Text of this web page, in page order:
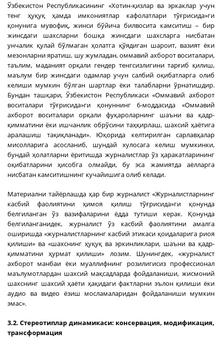
Ўзбекистон Республикасининг «Хотин-қизлар ва эркаклар учун
тенг ҳуқуқ ҳамда имкониятлар кафолатлари тўғрисида»ги
қонунига мувофиқ, жинси бўйича билвосита камситиш – бир
жинсдаги шахсларни бошқа жинсдаги шахсларга нисбатан
унчалик қулай бўлмаган ҳолатга қўядиган шароит, вазият ёки
мезонларни яратиш, шу жумладан, оммавий ахборот воситалари,
таълим, маданият орқали гендер тенгсизлигини тарғиб қилиш,
маълум бир жинсдаги одамлар учун салбий оқибатларга олиб
келиши мумкин бўлган шартлар ёки талабларни ўрнатишдир.
Бундан ташқари, Ўзбекистон Республикаси «Оммавий ахборот
воситалари тўғрисида»ги қонуннинг 6-моддасида «Оммавий
ахборот воситалари орқали фуқароларнинг шаъни ва қадр-
қимматини ёки ишчанлик обрўсини таҳқирлаш, шахсий ҳаётига
аралашиш тақиқланади». Юқорида келтирилган сарлавҳалар
мисолларига асосланиб, шундай хулосага келиш мумкинки,
бундай ҳолатларни ёритишда журналистлар ўз ҳаракатларининг
оқибатларини ҳисобга олмайди, бу эса жамиятда аёлларга
нисбатан камситишнинг кучайишига олиб келади.
Материални тайёрлашда ҳар бир журналист «Журналистларнинг
касбий фаолиятини ҳимоя қилиш тўғрисида»ги қонунда
белгиланган ўз вазифаларини ёдда тутиши керак. Қонунда
белгиланганидек, журналист ўз касбий фаолиятини амалга
оширишда «журналистларнинг касбий этикаси қоидаларига риоя
қилиши» ва «шахснинг ҳуқуқ ва эркинликлари, шаъни ва қадр-
қимматини ҳурмат қилиши» лозим. Шунингдек, «журналист
ахборот манбаи ёки муаллифнинг розилигисиз профессионал
маълумотлардан шахсий мақсадларда фойдаланиши, жисмоний
шахснинг шахсий ҳаёти ҳақидаги фактларни эълон қилиши ёки
аудио ва видео ёзиш мосламаларидан фойдаланиши мумкин
эмас».
3.2. Стереотиплар динамикаси: консервация, модификация,
трансформация